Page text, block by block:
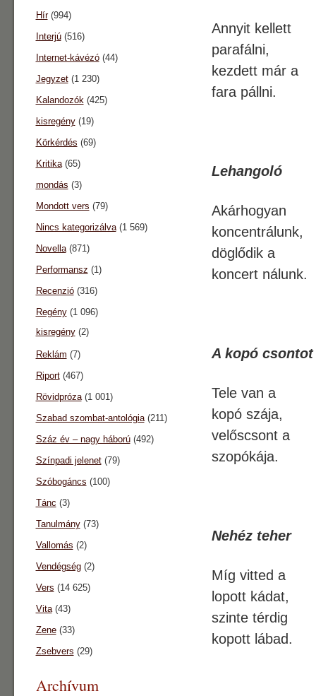
Annyit kellett
parafálni,
kezdett már a
fara pállni.
Lehangoló
Akárhogyan
koncentrálunk,
döglődik a
koncert nálunk.
A kopó csontot
Tele van a
kopó szája,
velőscsont a
szopókája.
Nehéz teher
Míg vitted a
lopott kádat,
szinte térdig
kopott lábad.
Hír(994)
Interjú(516)
Internet-kávézó(44)
Jegyzet(1 230)
Kalandozók(425)
kisregény(19)
Körkérdés (69)
Kritika(65)
mondás (3)
Mondott vers (79)
Nincs kategorizálva(1 569)
Novella(871)
Performansz (1)
Recenzió(316)
Regény(1 096)
kisregény(2)
Reklám (7)
Riport(467)
Rövidpróza(1 001)
Szabad szombat-antológia(211)
Száz év – nagy háború(492)
Színpadi jelenet(79)
Szóbogáncs (100)
Tánc (3)
Tanulmány(73)
Vallomás (2)
Vendégség(2)
Vers (14 625)
Vita(43)
Zene(33)
Zsebvers (29)
Archívum